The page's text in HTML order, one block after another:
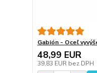
Gabión - Oceľ
48,99 EUR
39,83 EUR bez DPH